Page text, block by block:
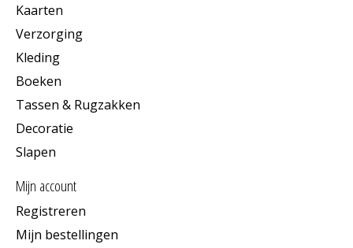
Kaarten
Verzorging
Kleding
Boeken
Tassen & Rugzakken
Decoratie
Slapen
Mijn account
Registreren
Mijn bestellingen